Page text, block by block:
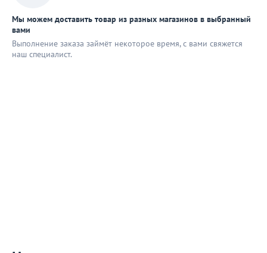
Мы можем доставить товар из разных магазинов в выбранный
вами
Выполнение заказа займёт некоторое время, с вами свяжется
наш специaлист.